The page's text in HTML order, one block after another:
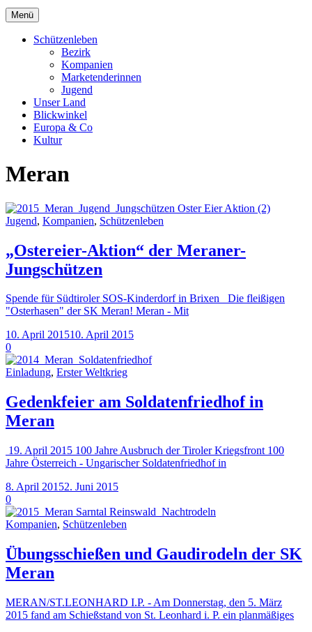
Menü
Schützenleben
Bezirk
Kompanien
Marketenderinnen
Jugend
Unser Land
Blickwinkel
Europa & Co
Kultur
Meran
Jugend, Kompanien, Schützenleben
„Ostereier-Aktion“ der Meraner-
Jungschützen
Spende für Südtiroler SOS-Kinderdorf in Brixen Die fleißigen
"Osterhasen" der SK Meran! Meran - Mit
10. April 201510. April 2015
0
Einladung, Erster Weltkrieg
Gedenkfeier am Soldatenfriedhof in
Meran
19. April 2015 100 Jahre Ausbruch der Tiroler Kriegsfront 100
Jahre Österreich - Ungarischer Soldatenfriedhof in
8. April 20152. Juni 2015
0
Kompanien, Schützenleben
Übungsschießen und Gaudirodeln der SK
Meran
MERAN/ST.LEONHARD I.P. - Am Donnerstag, den 5. März
2015 fand am Schießstand von St. Leonhard i. P. ein planmäßiges